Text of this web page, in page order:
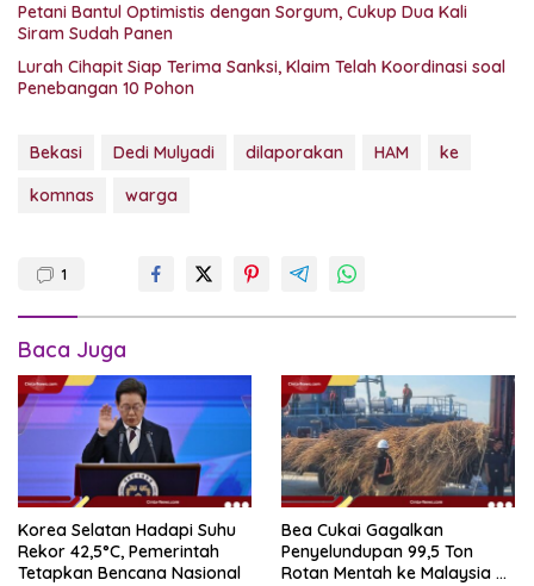
Petani Bantul Optimistis dengan Sorgum, Cukup Dua Kali
Siram Sudah Panen
Lurah Cihapit Siap Terima Sanksi, Klaim Telah Koordinasi soal
Penebangan 10 Pohon
Bekasi Dedi Mulyadi dilaporakan HAM
ke
komnas
warga
1
Baca Juga
Korea Selatan Hadapi Suhu
Rekor 42,5°C, Pemerintah
Tetapkan Bencana Nasional
Bea Cukai Gagalkan
Penyelundupan 99,5 Ton
Rotan Mentah ke Malaysia di